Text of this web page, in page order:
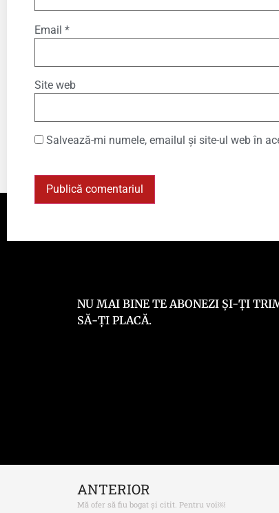
Email *
Site web
Salvează-mi numele, emailul și site-ul web în
NU MAI BINE TE ABONEZI ȘI-ȚI
SĂ-ȚI PLACĂ.
ANTERIOR
Mă ofer să fiu bogat și citit. Pentru voi￼